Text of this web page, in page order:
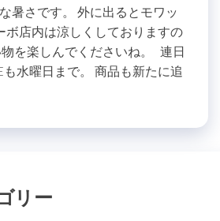
暑さです。 外に出るとモワッ
ボ店内は涼しくしておりますの
を楽しんでくださいね。 連日
も水曜日まで。 商品も新たに追
リー